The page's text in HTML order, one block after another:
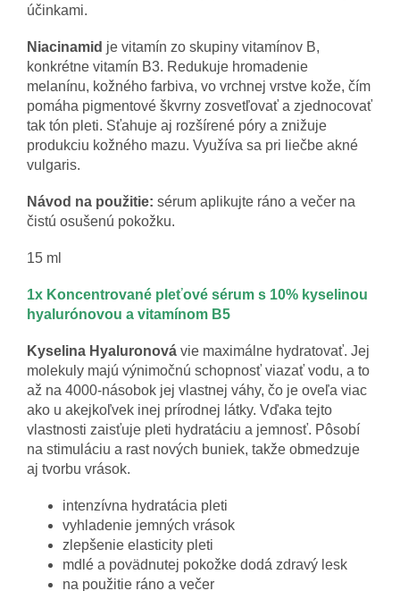
účinkami.
Niacinamid je vitamín zo skupiny vitamínov B,
konkrétne vitamín B3. Redukuje hromadenie
melanínu, kožného farbiva, vo vrchnej vrstve kože, čím
pomáha pigmentové škvrny zosvetľovať a zjednocovať
tak tón pleti. Sťahuje aj rozšírené póry a znižuje
produkciu kožného mazu. Využíva sa pri liečbe akné
vulgaris.
Návod na použitie: sérum aplikujte ráno a večer na
čistú osušenú pokožku.
15 ml
1x Koncentrované pleťové sérum s 10% kyselinou
hyalurónovou a vitamínom B5
Kyselina Hyaluronová vie maximálne hydratovať. Jej
molekuly majú výnimočnú schopnosť viazať vodu, a to
až na 4000-násobok jej vlastnej váhy, čo je oveľa viac
ako u akejkoľvek inej prírodnej látky. Vďaka tejto
vlastnosti zaisťuje pleti hydratáciu a jemnosť. Pôsobí
na stimuláciu a rast nových buniek, takže obmedzuje
aj tvorbu vrások.
intenzívna hydratácia pleti
vyhladenie jemných vrások
zlepšenie elasticity pleti
mdlé a povädnutej pokožke dodá zdravý lesk
na použitie ráno a večer